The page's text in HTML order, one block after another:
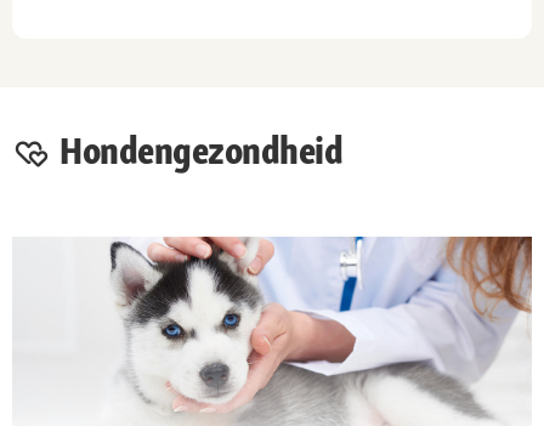
Hondengezondheid